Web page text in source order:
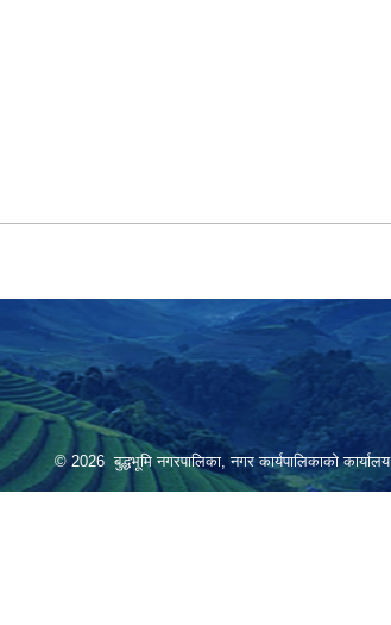
© 2026 बुद्धभूमि नगरपालिका, नगर कार्यपालिकाको कार्यालय